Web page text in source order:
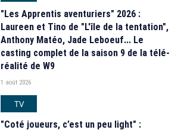
"Les Apprentis aventuriers" 2026 :
Laureen et Tino de "L'île de la tentation",
Anthony Matéo, Jade Leboeuf... Le
casting complet de la saison 9 de la télé-
réalité de W9
1 août 2026
TV
"Coté joueurs, c’est un peu light" :